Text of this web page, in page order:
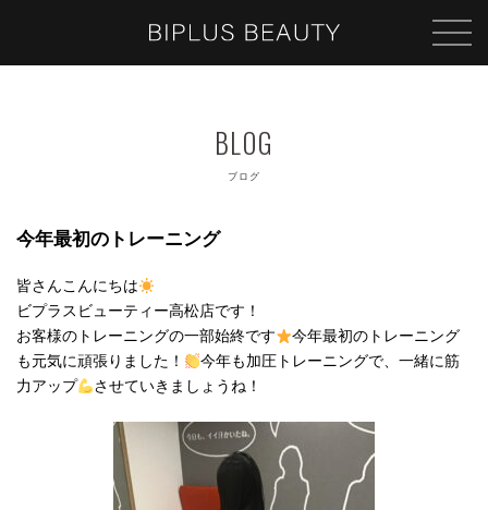
ブログ
今年最初のトレーニング
皆さんこんにちは
ビプラスビューティー高松店です！
お客様のトレーニングの一部始終です
今年最初のトレーニング
も元気に頑張りました！
今年も加圧トレーニングで、一緒に筋
力アップ
させていきましょうね！